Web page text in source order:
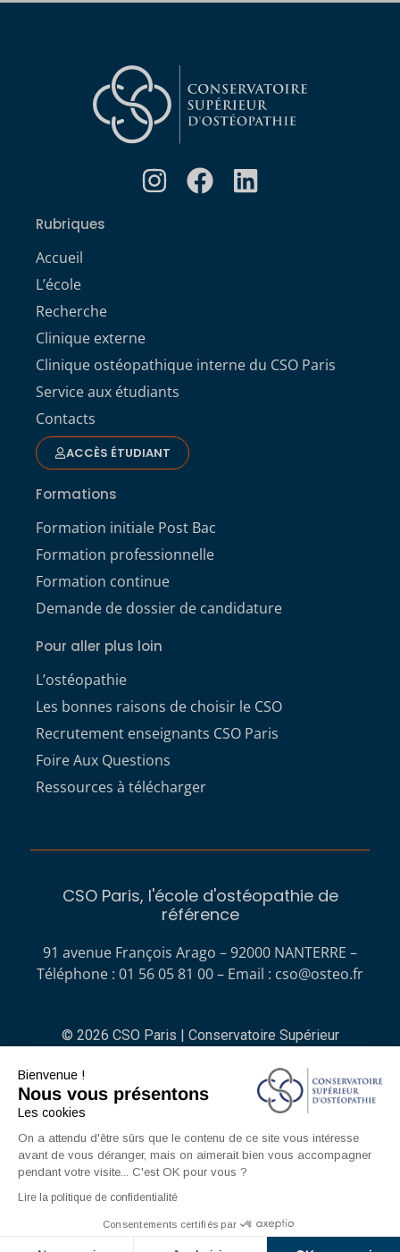
Bienvenue !
Nous vous présentons
Les cookies
On a attendu d'être sûrs que le contenu de ce site vous intéresse
avant de vous déranger, mais on aimerait bien vous accompagner
pendant votre visite... C'est OK pour vous ?
Lire la politique de confidentialité
Consentements certifiés par
Rubriques
Accueil
L’école
Recherche
Clinique externe
Clinique ostéopathique interne du CSO Paris
Service aux étudiants
Contacts
ACCÈS ÉTUDIANT
Formations
Formation initiale Post Bac
Formation professionnelle
Formation continue
Demande de dossier de candidature
Pour aller plus loin
L’ostéopathie
Les bonnes raisons de choisir le CSO
Recrutement enseignants CSO Paris
Foire Aux Questions
Ressources à télécharger
CSO Paris, l'école d'ostéopathie de
référence
91 avenue François Arago – 92000 NANTERRE –
Téléphone : 01 56 05 81 00 – Email : cso@osteo.fr
© 2026 CSO Paris | Conservatoire Supérieur
No Result Website Carbon
CGV
Mentions légales
Politique de confidentialité